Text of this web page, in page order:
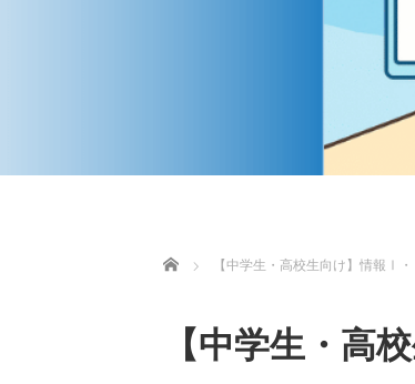
ホーム 【中学生・高校生向け】情報Ⅰ
【中学生・高